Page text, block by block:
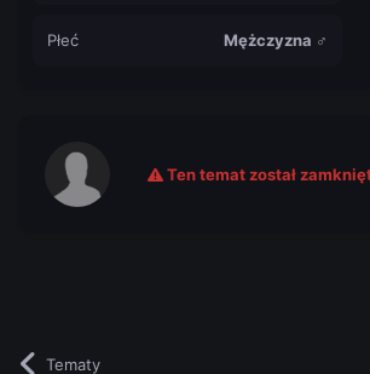
Płeć Mężczyzna ♂
Ten temat został
Tematy